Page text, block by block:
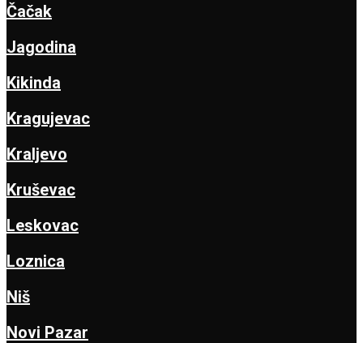
Čačak
Jagodina
Kikinda
Kragujevac
Kraljevo
Kruševac
Leskovac
Loznica
Niš
Novi Pazar